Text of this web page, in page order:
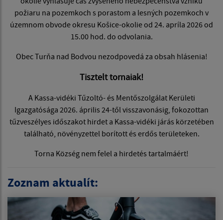
požiaru na pozemkoch s porastom a lesných pozemkoch v
územnom obvode okresu Košice-okolie od 24. apríla 2026 od
15.00 hod. do odvolania.
Obec Turňa nad Bodvou nezodpovedá za obsah hlásenia!
Tisztelt tornaiak!
A Kassa-vidéki Tűzoltó- és Mentőszolgálat Kerületi
Igazgatósága 2026. április 24-től visszavonásig, fokozottan
tűzveszélyes időszakot hirdet a Kassa-vidéki járás körzetében
található, növényzettel borított és erdős területeken.
Torna Község nem felel a hirdetés tartalmáért!
Zoznam aktualít: